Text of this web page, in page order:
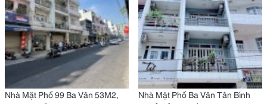
Nhà Mặt Phố 99 Ba Vân 53M2,
Nhà Mặt Phố Ba Vân Tân Bình